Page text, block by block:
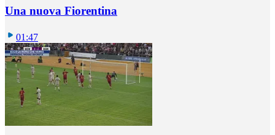
Una nuova Fiorentina
01:47